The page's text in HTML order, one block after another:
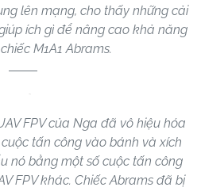
lên mạng, cho thấy những cải
ích gì để nâng cao khả năng
M1A1 Abrams.
FPV của Nga đã vô hiệu hóa
tấn công vào bánh và xích
nó bằng một số cuộc tấn công
FPV khác. Chiếc Abrams đã bị